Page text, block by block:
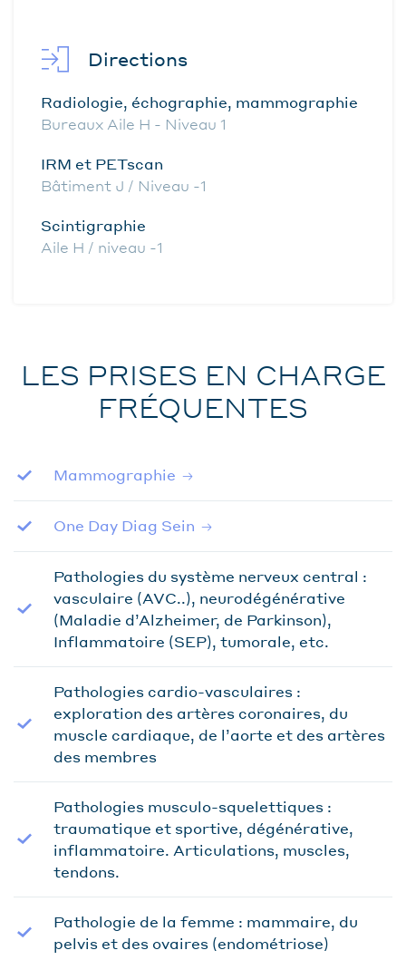
Directions
Radiologie, échographie, mammographie
Bureaux Aile H - Niveau 1
IRM et PETscan
Bâtiment J / Niveau -1
Scintigraphie
Aile H / niveau -1
LES PRISES EN CHARGE
FRÉQUENTES
Mammographie
One Day Diag Sein
Pathologies du système nerveux central :
vasculaire (AVC..), neurodégénérative
(Maladie d’Alzheimer, de Parkinson),
Inflammatoire (SEP), tumorale, etc.
Pathologies cardio-vasculaires :
exploration des artères coronaires, du
muscle cardiaque, de l’aorte et des artères
des membres
Pathologies musculo-squelettiques :
traumatique et sportive, dégénérative,
inflammatoire. Articulations, muscles,
tendons.
Pathologie de la femme : mammaire, du
pelvis et des ovaires (endométriose)